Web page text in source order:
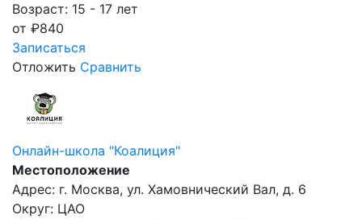
Возраст: 15 - 17 лет
от ₽840
Записаться
Отложить Сравнить
Онлайн-школа "Коалиция"
Местоположение
Адрес: г. Москва, ул. Хамовнический Вал, д. 6
Округ: ЦАО